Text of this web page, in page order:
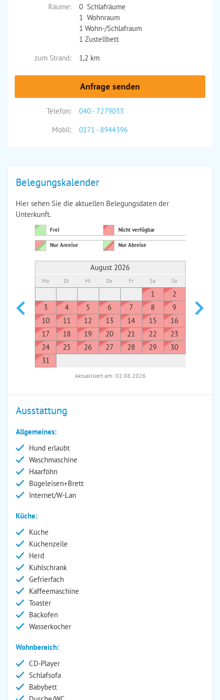
Räume:
0 Schlafräume
1 Wohnraum
1 Wohn-/Schlafraum
1 Zustellbett
zum Strand:
1,2 km
Anfrage senden
Telefon:
040 - 7279033
Mobil:
0171 - 8944396
Belegungskalender
Hier sehen Sie die aktuellen Belegungsdaten der
Unterkunft.
Frei Nicht verfügbar
Nur Anreise Nur Abreise
August 2026
Mo Di Mi Do Fr Sa So
1
2
3
4 5 6 7 8
9
10
11 12 13 14 15
16
17
18 19 20 21 22
23
24
25 26 27 28 29
30
31
7
Aktualisiert am: 02.08.2026
Ausstattung
Allgemeines:
Hund erlaubt
Waschmaschine
Haarföhn
Bügeleisen+Brett
Internet/W-Lan
Küche:
Küche
Küchenzeile
Herd
Kühlschrank
Gefrierfach
Kaffeemaschine
Toaster
Backofen
Wasserkocher
Wohnbereich:
CD-Player
Schlafsofa
Babybett